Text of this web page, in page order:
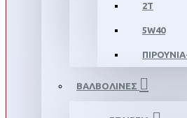
2T
5W40
ΒΑΛΒΟΛΙΝΕΣ